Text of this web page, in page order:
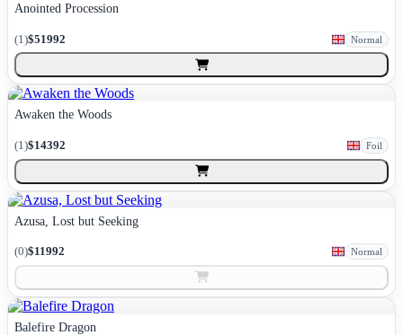
Anointed Procession
(1)$51992 Normal
Awaken the Woods
(1)$14392 Foil
Azusa, Lost but Seeking
(0)$11992 Normal
Balefire Dragon